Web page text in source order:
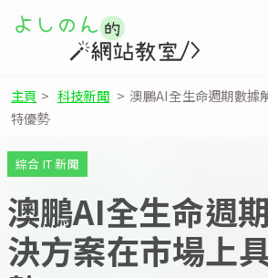
主頁 > 科技新聞 > 澳鵬AI全生命週期數據
特優勢
綜合 IT 新聞
澳鵬AI全生命週
決方案在市場上